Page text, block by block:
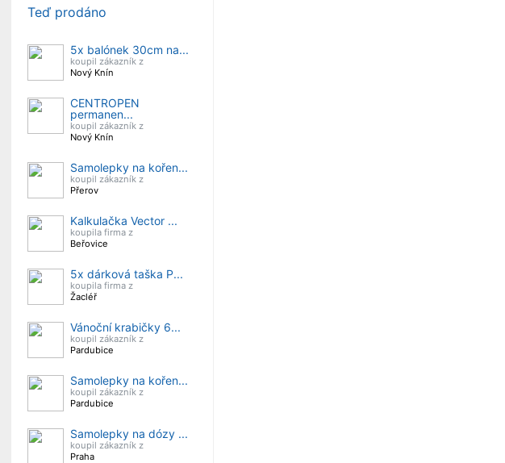
Teď prodáno
5x balónek 30cm na...
koupil zákazník z
Nový Knín
CENTROPEN
permanen...
koupil zákazník z
Nový Knín
Samolepky na kořen...
koupil zákazník z
Přerov
Kalkulačka Vector ...
koupila firma z
Beřovice
5x dárková taška P...
koupila firma z
Žacléř
Vánoční krabičky 6...
koupil zákazník z
Pardubice
Samolepky na kořen...
koupil zákazník z
Pardubice
Samolepky na dózy ...
koupil zákazník z
Praha